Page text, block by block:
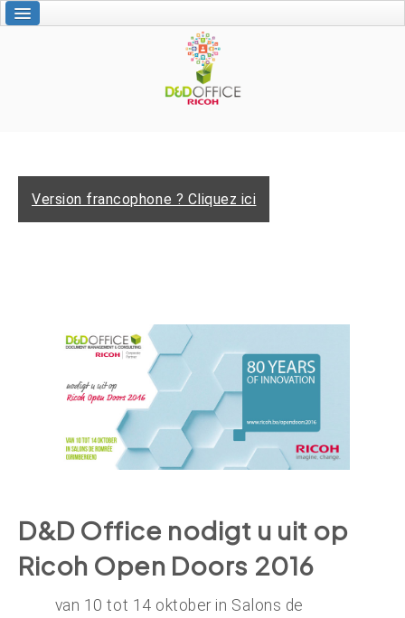
Gepersonaliseerde diensten
Contact
Version francophone ? Cliquez ici
D&D Office nodigt u uit op
Ricoh Open Doors 2016
van 10 tot 14 oktober in Salons de